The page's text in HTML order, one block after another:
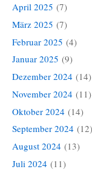
April 2025 (7)
März 2025 (7)
Februar 2025 (4)
Januar 2025 (9)
Dezember 2024 (14)
November 2024 (11)
Oktober 2024 (14)
September 2024 (12)
August 2024 (13)
Juli 2024 (11)